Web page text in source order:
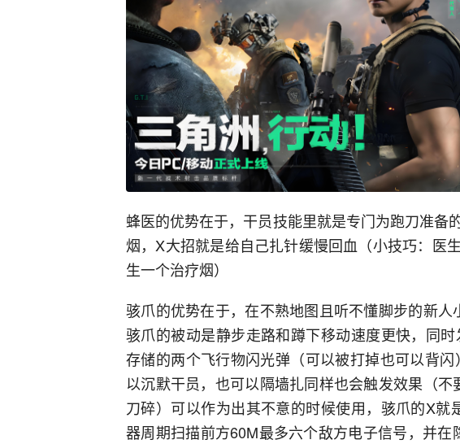
蜂医的优势在于，干员技能里就是专门为跑刀准备
烟，X大招就是给自己扎针缓慢回血（小技巧：医
生一个治疗烟）
骇爪的优势在于，在不熟地图且听不懂脚步的新人
骇爪的被动是静步走路和蹲下移动速度更快，同
存储的两个飞行物闪光弹（可以被打掉也可以背
以沉默干员，也可以隔墙扎同样也会触发效果（
刀碎）可以作为出其不意的时候使用，骇爪的X就
器周期扫描前方60M最多六个敌方电子信号，并